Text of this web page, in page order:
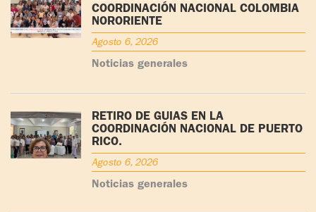
COORDINACIÓN NACIONAL COLOMBIA
NORORIENTE
Agosto 6, 2026
Noticias generales
RETIRO DE GUÍAS EN LA
COORDINACIÓN NACIONAL DE PUERTO
RICO.
Agosto 6, 2026
Noticias generales